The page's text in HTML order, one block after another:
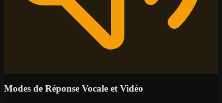
Modes de Réponse Vocale et Vidéo